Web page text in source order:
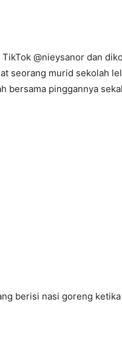
@nieysanor dan
seorang murid sekolah
bersama pinggannya
berisi nasi goreng